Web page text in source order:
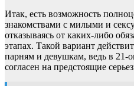
Итак, есть возможность
знакомствами с милыми и
отказываясь от каких-либо
этапах. Такой вариант
парням и девушкам, ведь в 21-
согласен на предстоящие